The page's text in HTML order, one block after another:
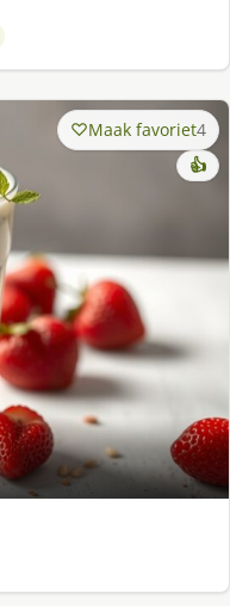
Maak favoriet4
👍